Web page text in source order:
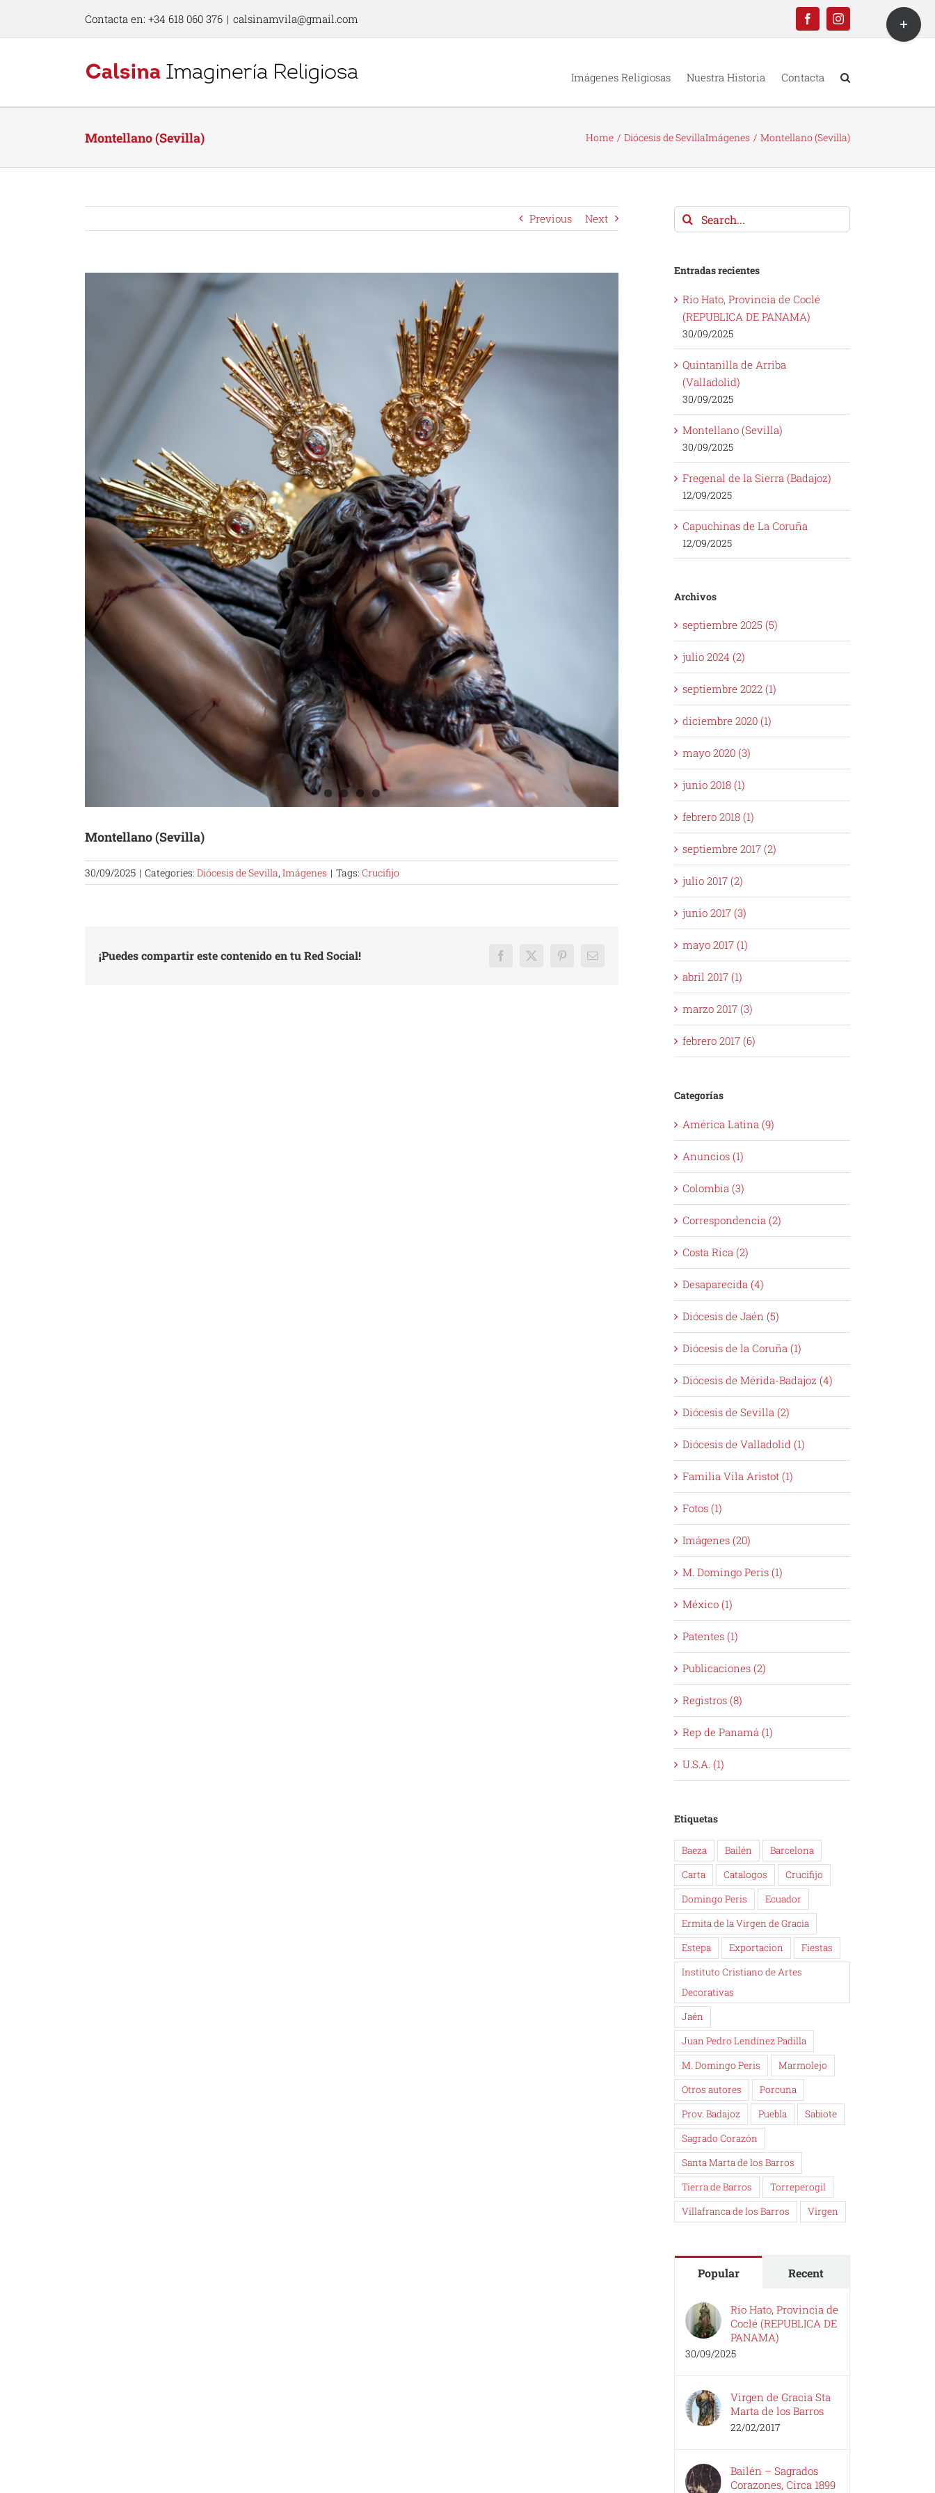
content
Contacta en: +34 618 060 376 | calsinamvila@gmail.com FacebookInstagram
Imágenes Religiosas Nuestra Historia Contacta
Montellano (Sevilla) Home Diócesis de SevillaImágenes Montellano (Sevilla)
Previous Next
Montellano (Sevilla)
30/09/2025 | Categories: Diócesis de Sevilla, Imágenes | Tags: Crucifijo
¡Puedes compartir este contenido en tu Red Social! Facebook
X PinterestEmail
Search
for:
Entradas recientes
Rio Hato, Provincia de Coclé
(REPUBLICA DE PANAMA)
30/09/2025
Quintanilla de Arriba
(Valladolid)
30/09/2025
Montellano (Sevilla)
30/09/2025
Fregenal de la Sierra (Badajoz)
12/09/2025
Capuchinas de La Coruña
12/09/2025
Archivos
septiembre 2025 (5)
julio 2024 (2)
septiembre 2022 (1)
diciembre 2020 (1)
mayo 2020 (3)
junio 2018 (1)
febrero 2018 (1)
septiembre 2017 (2)
julio 2017 (2)
junio 2017 (3)
mayo 2017 (1)
abril 2017 (1)
marzo 2017 (3)
febrero 2017 (6)
Categorías
América Latina (9)
Anuncios (1)
Colombia (3)
Correspondencia (2)
Costa Rica (2)
Desaparecida (4)
Diócesis de Jaén (5)
Diócesis de la Coruña (1)
Diócesis de Mérida-Badajoz (4)
Diócesis de Sevilla (2)
Diócesis de Valladolid (1)
Familia Vila Aristot (1)
Fotos (1)
Imágenes (20)
M. Domingo Peris (1)
México (1)
Patentes (1)
Publicaciones (2)
Registros (8)
Rep de Panamá (1)
U.S.A. (1)
Etiquetas
Baeza Bailén
Barcelona
Carta
Catalogos
Crucifijo
Domingo Peris
Ecuador
Ermita de la Virgen de Gracia
Estepa
Exportacion
Fiestas
Instituto Cristiano de Artes
Decorativas
Jaén
Juan Pedro Lendínez Padilla
M. Domingo Peris
Marmolejo
Otros autores
Porcuna
Prov. Badajoz
Puebla
Sabiote
Sagrado Corazón
Santa Marta de los Barros
Tierra de Barros
Torreperogil
Villafranca de los Barros
Virgen
Popular Recent
Rio Hato, Provincia de
Coclé (REPUBLICA DE
PANAMA)
30/09/2025
Virgen de Gracia Sta
Marta de los Barros
22/02/2017
Bailén – Sagrados
Corazones, Circa 1899
Toggle
Sliding